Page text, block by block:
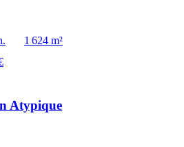
1 624 m²
Atypique